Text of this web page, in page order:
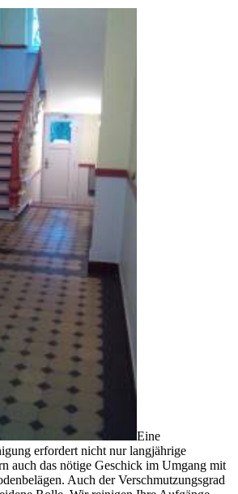
Eine
erfordert nicht nur langjährige
auch das nötige Geschick im Umgang mit
Auch der Verschmutzungsgrad